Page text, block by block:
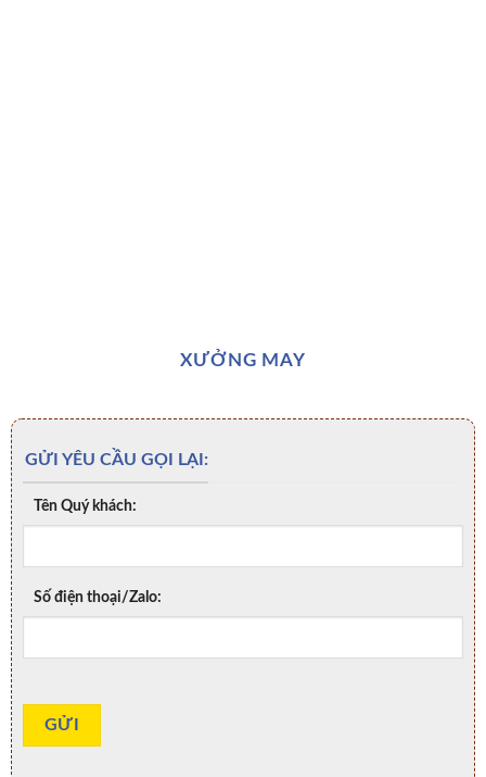
XƯỞNG MAY
GỬI YÊU CẦU GỌI LẠI:
Tên Quý khách:
Số điện thoại/Zalo: